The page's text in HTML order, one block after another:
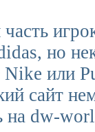
но
Nike или
сайт
на dw-